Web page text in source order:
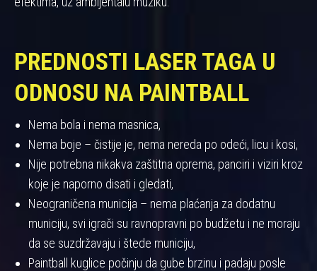
PREDNOSTI LASER TAGA U
ODNOSU NA PAINTBALL
Nema bola i nema masnica,
Nema boje – čistije je, nema nereda po odeći, licu i kosi,
Nije potrebna nikakva zaštitna oprema, panciri i viziri kroz
koje je naporno disati i gledati,
Neograničena municija – nema plaćanja za dodatnu
municiju, svi igrači su ravnopravni po budžetu i ne moraju
da se suzdržavaju i štede municiju,
Paintball kuglice počinju da gube brzinu i padaju posle